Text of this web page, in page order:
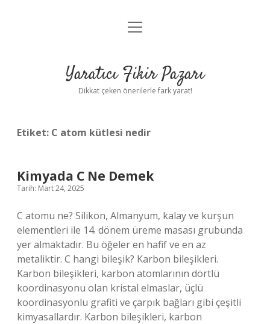
Anasayfa
Yasal Uyarı
menüyü
Yaratıcı Fikir Pazarı
Dikkat çeken önerilerle fark yarat!
Etiket: C atom kütlesi nedir
Kimyada C Ne Demek
Tarih: Mart 24, 2025
C atomu ne? Silikon, Almanyum, kalay ve kurşun
elementleri ile 14. dönem üreme masası grubunda
yer almaktadır. Bu öğeler en hafif ve en az
metaliktir. C hangi bileşik? Karbon bileşikleri.
Karbon bileşikleri, karbon atomlarının dörtlü
koordinasyonu olan kristal elmaslar, üçlü
koordinasyonlu grafiti ve çarpık bağları gibi çeşitli
kimyasallardır. Karbon bileşikleri, karbon